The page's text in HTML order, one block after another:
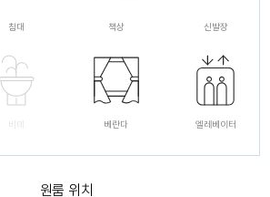
침대 책상 신발장
베란다 엘레베이터
원룸 위치